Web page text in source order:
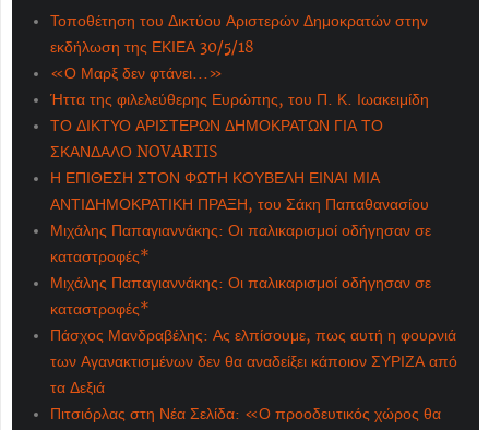
Τοποθέτηση του Δικτύου Αριστερών Δημοκρατών στην
εκδήλωση της ΕΚΙΕΑ 30/5/18
«Ο Μαρξ δεν φτάνει...»
Ήττα της φιλελεύθερης Ευρώπης, του Π. Κ. Ιωακειμίδη
ΤΟ ΔΙΚΤΥΟ ΑΡΙΣΤΕΡΩΝ ΔΗΜΟΚΡΑΤΩΝ ΓΙΑ ΤΟ
ΣΚΑΝΔΑΛΟ NOVARTIS
Η ΕΠΙΘΕΣΗ ΣΤΟΝ ΦΩΤΗ ΚΟΥΒΕΛΗ ΕΙΝΑΙ ΜΙΑ
ΑΝΤΙΔΗΜΟΚΡΑΤΙΚΗ ΠΡΑΞΗ, του Σάκη Παπαθανασίου
Μιχάλης Παπαγιαννάκης: Οι παλικαρισμοί οδήγησαν σε
καταστροφές*
Μιχάλης Παπαγιαννάκης: Οι παλικαρισμοί οδήγησαν σε
καταστροφές*
Πάσχος Μανδραβέλης: Ας ελπίσουμε, πως αυτή η φουρνιά
των Αγανακτισμένων δεν θα αναδείξει κάποιον ΣΥΡΙΖΑ από
τα Δεξιά
Πιτσιόρλας στη Νέα Σελίδα: «Ο προοδευτικός χώρος θα